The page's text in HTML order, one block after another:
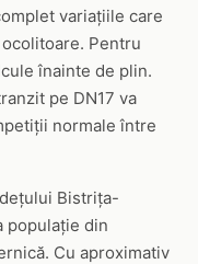
variațiile care
Pentru
înainte de plin.
pe DN17 va
normale între
Bistrița-
populație din
Cu aproximativ